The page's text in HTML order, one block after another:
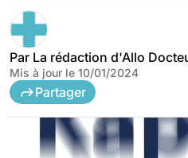
Par La rédaction d'Allo
Mis à jour le 10/01/2024
Partager